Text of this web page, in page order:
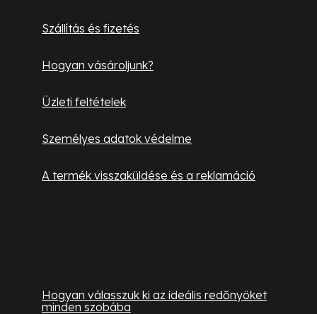
Szállítás és fizetés
Hogyan vásároljunk?
Üzleti feltételek
Személyes adatok védelme
A termék visszaküldése és a reklamáció
Hogyan válasszuk ki az ideális redőnyöket
minden szobába